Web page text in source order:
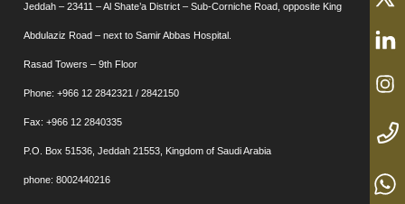
Jeddah – 23411 – Al Shate’a District – Sub-Corniche Road, opposite King
Abdulaziz Road – next to Samir Abbas Hospital.
Rasad Towers – 9th Floor
Phone: +966 12 2842321 / 2842150
Fax: +966 12 2840335
P.O. Box 51536, Jeddah 21553, Kingdom of Saudi Arabia
phone: 8002440216